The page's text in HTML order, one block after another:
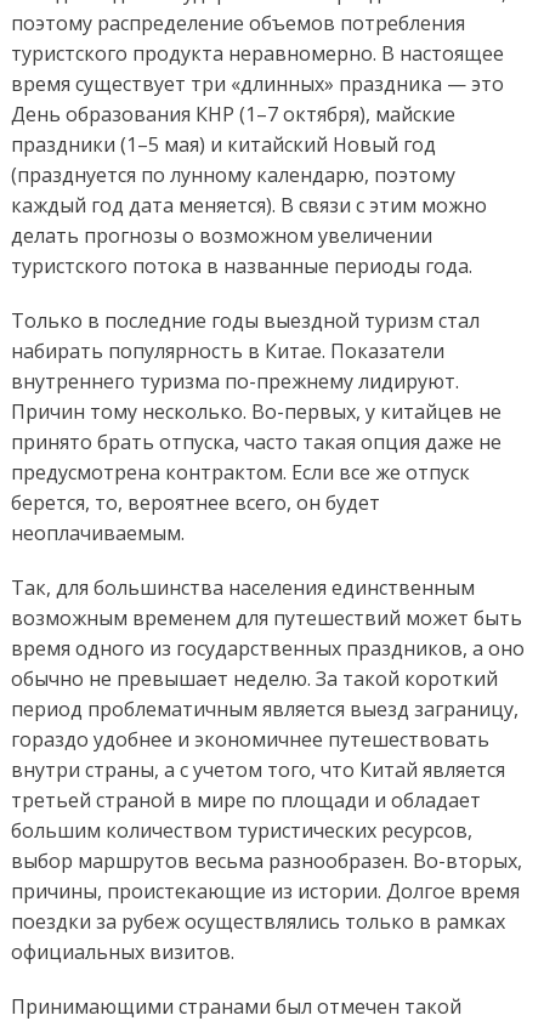
поэтому распределение объемов потребления
туристского продукта неравномерно. В настоящее
время существует три «длинных» праздника — это
День образования КНР (1–7 октября), майские
праздники (1–5 мая) и китайский Новый год
(празднуется по лунному календарю, поэтому
каждый год дата меняется). В связи с этим можно
делать прогнозы о возможном увеличении
туристского потока в названные периоды года.
Только в последние годы выездной туризм стал
набирать популярность в Китае. Показатели
внутреннего туризма по-прежнему лидируют.
Причин тому несколько. Во-первых, у китайцев не
принято брать отпуска, часто такая опция даже не
предусмотрена контрактом. Если все же отпуск
берется, то, вероятнее всего, он будет
неоплачиваемым.
Так, для большинства населения единственным
возможным временем для путешествий может быть
время одного из государственных праздников, а оно
обычно не превышает неделю. За такой короткий
период проблематичным является выезд заграницу,
гораздо удобнее и экономичнее путешествовать
внутри страны, а с учетом того, что Китай является
третьей страной в мире по площади и обладает
большим количеством туристических ресурсов,
выбор маршрутов весьма разнообразен. Во-вторых,
причины, проистекающие из истории. Долгое время
поездки за рубеж осуществлялись только в рамках
официальных визитов.
Принимающими странами был отмечен такой